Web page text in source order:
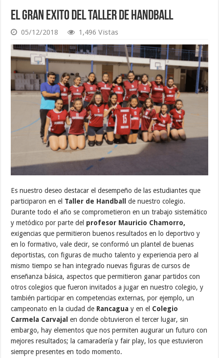
El Gran Exito del Taller de Handball
05/12/2018 1,496 Vistas
Es nuestro deseo destacar el desempeño de las estudiantes que
participaron en el Taller de Handball
de nuestro colegio.
Durante todo el año se comprometieron en un trabajo sistemático
y metódico por parte del profesor Mauricio Chamorro,
exigencias que permitieron buenos resultados en lo deportivo y
en lo formativo, vale decir, se conformó un plantel de buenas
deportistas, con figuras de mucho talento y experiencia pero al
mismo tiempo se han integrado nuevas figuras de cursos de
enseñanza básica, aspectos que permitieron ganar partidos con
otros colegios que fueron invitados a jugar en nuestro colegio, y
también participar en competencias externas, por ejemplo, un
campeonato en la ciudad de Rancagua y en el Colegio
Carmela Carvajal en donde obtuvieron el tercer lugar, sin
embargo, hay elementos que nos permiten augurar un futuro con
mejores resultados; la camaradería y fair play, los que estuvieron
siempre presentes en todo momento.